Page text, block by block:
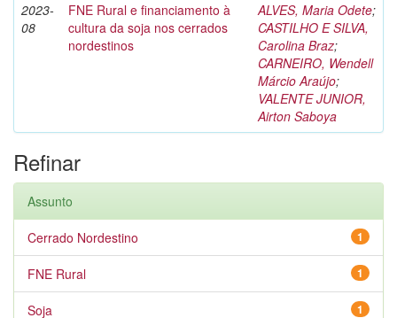
2023-
08
FNE Rural e financiamento à
cultura da soja nos cerrados
nordestinos
ALVES, Maria Odete;
CASTILHO E SILVA,
Carolina Braz;
CARNEIRO, Wendell
Márcio Araújo;
VALENTE JUNIOR,
Airton Saboya
Refinar
Assunto
1
Cerrado Nordestino
1
FNE Rural
1
Soja